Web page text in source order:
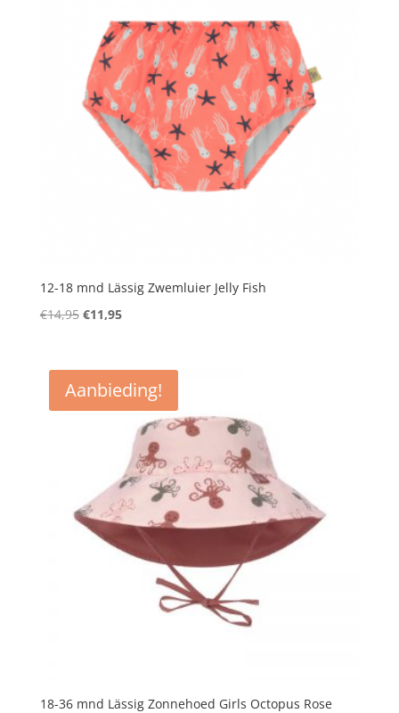
12-18 mnd Lässig Zwemluier Jelly Fish
€14,95 Oorspronkelijke
€14,95.
€11,95Huidige
€11,95.
Aanbieding!
18-36 mnd Lässig Zonnehoed Girls Octopus Rose